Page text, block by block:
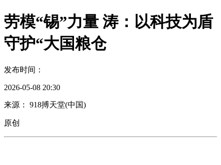
劳模“锡”力量 涛：以科技为盾
守护“大国粮仓
发布时间：
2026-05-08 20:30
来源： 918搏天堂(中国)
原创